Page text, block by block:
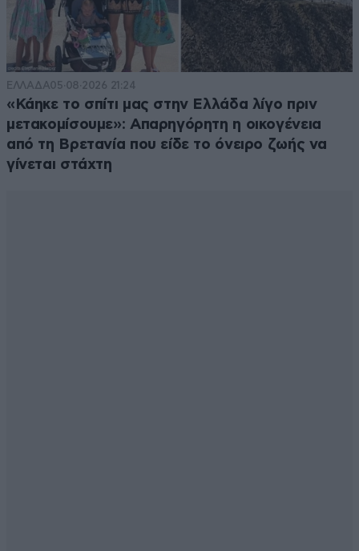
ΕΛΛΑΔΑ05·08·2026 21:24
«Κάηκε το σπίτι μας στην Ελλάδα λίγο πριν
μετακομίσουμε»: Απαρηγόρητη η οικογένεια
από τη Βρετανία που είδε το όνειρο ζωής να
γίνεται στάχτη